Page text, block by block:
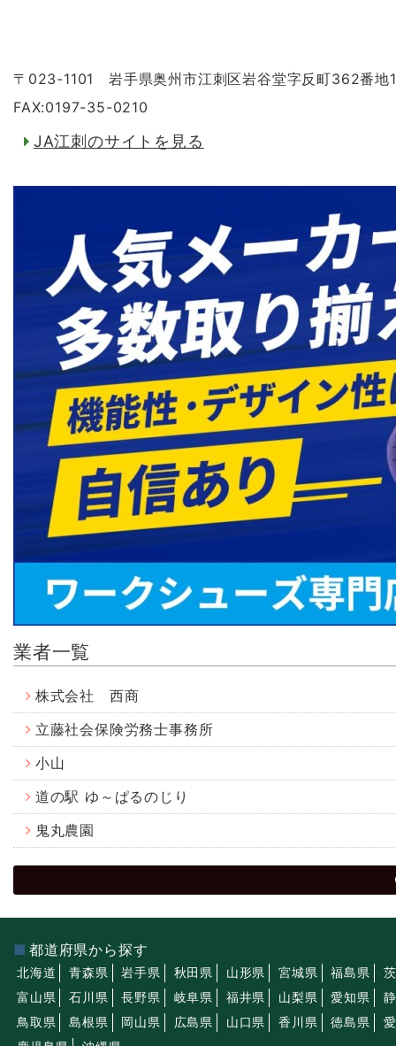
〒023-1101 岩手県奥州市江刺区岩谷堂字反町362番地1
FAX:0197-35-0210
JA江刺のサイトを見る
業者一覧
株式会社 西商
立藤社会保険労務士事務所
小山
道の駅 ゆ～ぱるのじり
鬼丸農園
都道府県から探す
北海道 青森県 岩手県 秋田県 山形県 宮城県 福島県
富山県
石川県 長野県 岐阜県 福井県 山梨県 愛知県
鳥取県
島根県 岡山県 広島県 山口県 香川県 徳島県